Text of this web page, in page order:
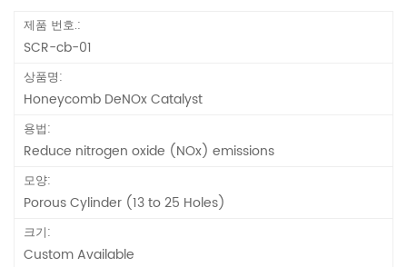
제품 번호.:
SCR-cb-01
상품명:
Honeycomb DeNOx Catalyst
용법:
Reduce nitrogen oxide (NOx) emissions
모양:
Porous Cylinder (13 to 25 Holes)
크기:
Custom Available